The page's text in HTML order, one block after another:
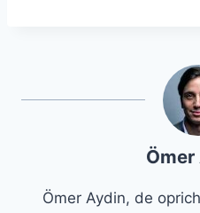
Ömer Aydin, de